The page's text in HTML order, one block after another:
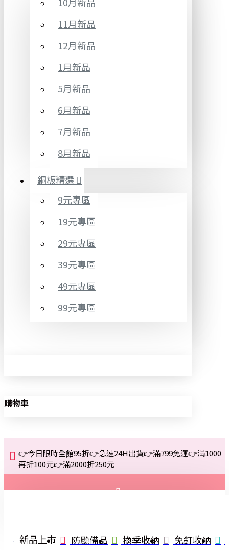
11月新品
12月新品
1月新品
5月新品
6月新品
7月新品
8月新品
銅板精選
9元專區
19元專區
29元專區
39元專區
49元專區
99元專區
購物車
👉今日限時全館95折👉急速24H出貨👉滿799免運👉滿1000
再折100元👉滿2000折250元
註冊
新品上市 防颱備品 換季收納 免釘收納